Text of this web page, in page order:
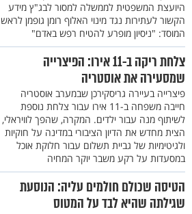
היועצת המשפטית לממשלה למסור לבג"ץ מידע
הקשור לעתירות נגד מינוי האלוף רומן גופמן לראש
המוסד: "ניסיון מופרע להטיח רפש באדם"
צלחת ריקה ב-11 אירו: הפיצרייה
שמסעירה את אוסטריה
פיצרייה בעיירה גריסקירכן שבמערב אוסטריה
חייבה משפחה ב-11 אירו עבור צלחת נוספת
לשיתוף מנה עבור ילדים. המקרה, שהפך לוויראלי,
הצית מחדש את הדיון הציבורי במדינה על חוקיות
ולגיטימיות של גביית תשלום עבור חלוקת אוכל
במסעדות על רקע משבר יוקר המחיה
הטיסה שכולם חולמים עליה: הנוסעת
שגילתה שהיא לבד על המטוס